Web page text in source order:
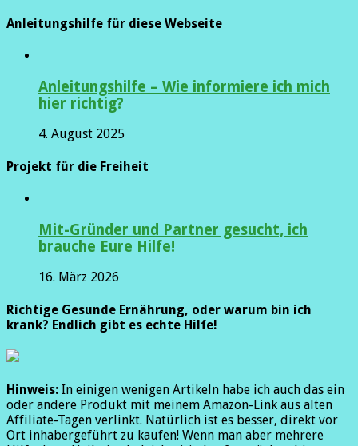
Anleitungshilfe für diese Webseite
Anleitungshilfe – Wie informiere ich mich
hier richtig?
4. August 2025
Projekt für die Freiheit
Mit-Gründer und Partner gesucht, ich
brauche Eure Hilfe!
16. März 2026
Richtige Gesunde Ernährung, oder warum bin ich
krank? Endlich gibt es echte Hilfe!
Hinweis: In einigen wenigen Artikeln habe ich auch das ein
oder andere Produkt mit meinem Amazon-Link aus alten
Affiliate-Tagen verlinkt. Natürlich ist es besser, direkt vor
Ort inhabergeführt zu kaufen! Wenn man aber mehrere